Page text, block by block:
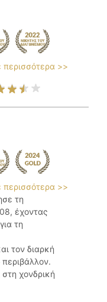
περισσότερα >>
περισσότερα >>
τη
έχοντας
τη
τον διαρκή
στη χονδρική